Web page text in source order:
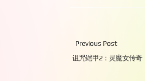
Previous Post
诅咒铠甲2：灵魔女传奇